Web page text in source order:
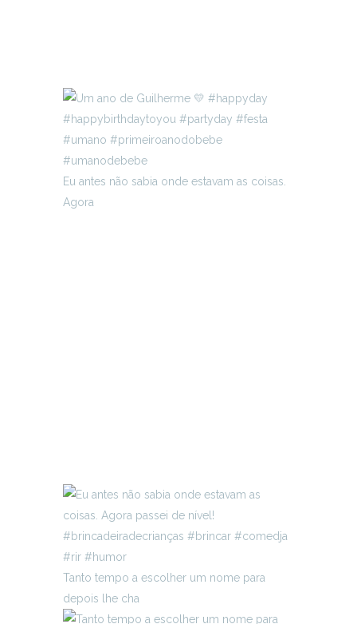
Eu antes não sabia onde estavam as coisas.
Agora
Tanto tempo a escolher um nome para
depois lhe cha